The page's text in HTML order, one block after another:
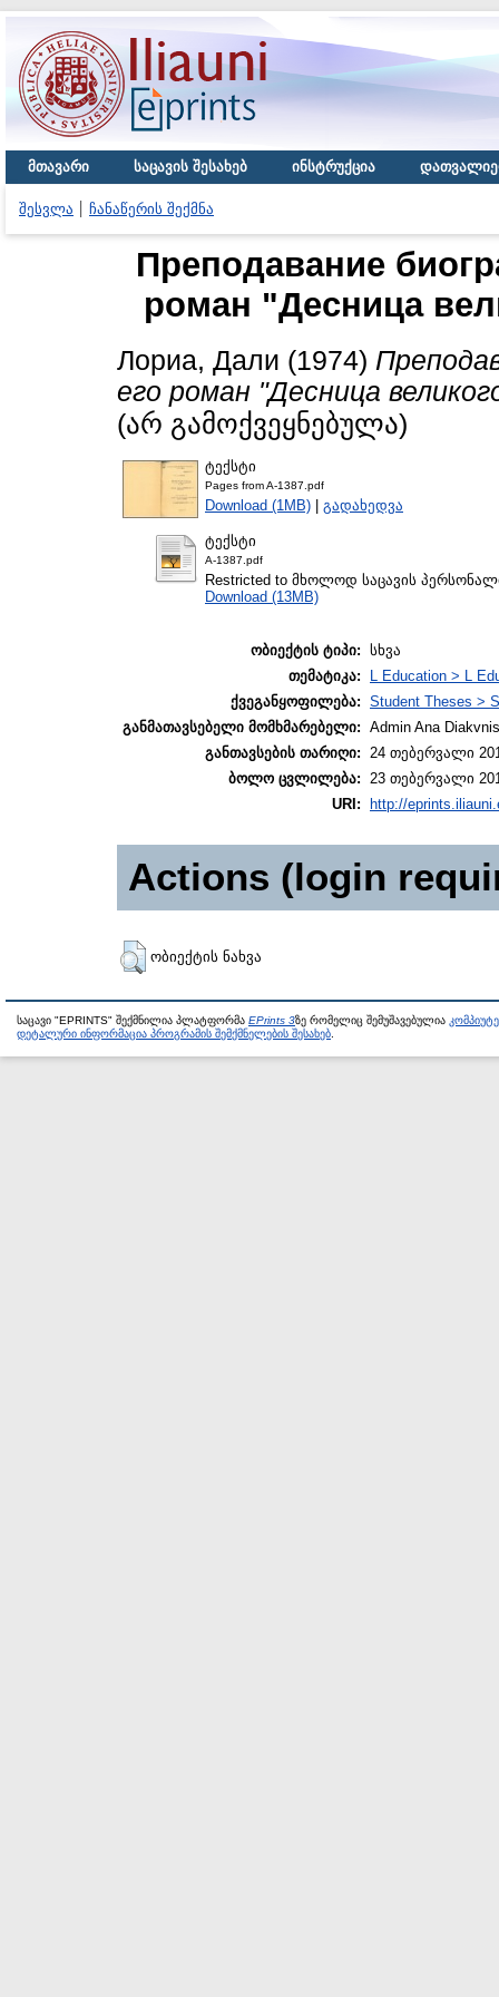
მთავარი საცავის შესახებ ინსტრუქცია
შესვლა ჩანაწერის შექმნა
Преподавание
роман "Десница
Лориа, Дали (1974)
его роман "Десница
(არ გამოქვეყნებულა)
ტექსტი
Pages from A-1387.pdf
Download (1MB) | გადახედვა
ტექსტი
A-1387.pdf
Restricted to მხოლოდ საცავის
Download (13MB)
ობიექტის ტიპი: სხვა
თემატიკა:
L Education > L
ქვეგანყოფილება: Student Theses >
განმათავსებელი მომხმარებელი: Admin Ana
განთავსების თარიღი: 24 თებერვალი
ბოლო ცვლილება: 23 თებერვალი
URI:
http://
Actions (login
ობიექტის ნახვა
საცავი "EPRINTS" შექმნილია პლატფორმა EPrints 3ზე რომელიც შემუშავებულია
დეტალური ინფორმაცია პროგრამის შემქმნელების შესახებ.